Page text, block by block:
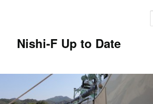
移
動
Nishi-F Up to Date